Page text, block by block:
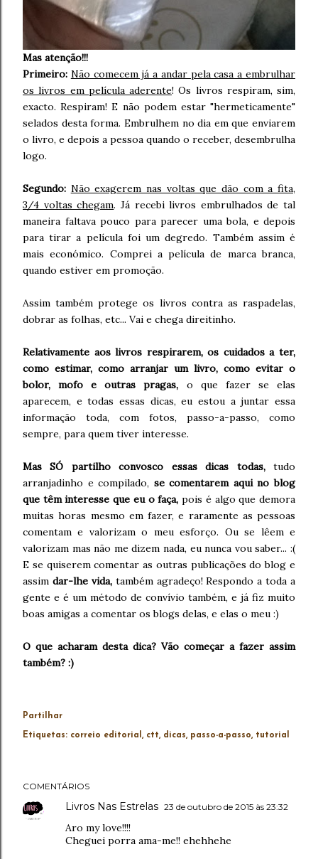
Mas atenção!!!
Primeiro: Não comecem já a andar pela casa a embrulhar
os livros em película aderente! Os livros respiram, sim,
exacto. Respiram! E não podem estar "hermeticamente"
selados desta forma. Embrulhem no dia em que enviarem
o livro, e depois a pessoa quando o receber, desembrulha
logo.
Segundo: Não exagerem nas voltas que dão com a fita,
3/4 voltas chegam. Já recebi livros embrulhados de tal
maneira faltava pouco para parecer uma bola, e depois
para tirar a película foi um degredo. Também assim é
mais económico. Comprei a película de marca branca,
quando estiver em promoção.
Assim também protege os livros contra as raspadelas,
dobrar as folhas, etc... Vai e chega direitinho.
Relativamente aos livros respirarem, os cuidados a ter,
como estimar, como arranjar um livro, como evitar o
bolor, mofo e outras pragas, o que fazer se elas
aparecem, e todas essas dicas, eu estou a juntar essa
informação toda, com fotos, passo-a-passo, como
sempre, para quem tiver interesse.
Mas SÓ partilho convosco essas dicas todas,tudo
arranjadinho e compilado, se comentarem aqui no blog
que têm interesse que eu o faça,pois é algo que demora
muitas horas mesmo em fazer, e raramente as pessoas
comentam e valorizam o meu esforço. Ou se lêem e
valorizam mas não me dizem nada, eu nunca vou saber... :(
E se quiserem comentar as outras publicações do blog e
assim dar-lhe vida,também agradeço! Respondo a toda a
gente e é um método de convívio também, e já fiz muito
boas amigas a comentar os blogs delas, e elas o meu :)
O que acharam desta dica? Vão começar a fazer assim
também? :)
Partilhar
Etiquetas: correio editorial ctt dicas passo-a-passo tutorial
COMENTÁRIOS
Livros Nas Estrelas 23 de outubro de 2015 às 23:32
Aro my love!!!!
Cheguei porra ama-me!! ehehhehe